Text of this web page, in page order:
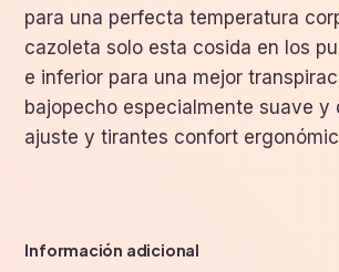
para una perfecta temperatura
cazoleta solo esta cosida en los
e inferior para una mejor
bajopecho especialmente suave y
ajuste y tirantes confort
Información adicional